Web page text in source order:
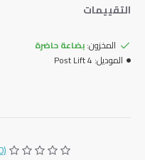
التقييمات
المخزون:بضاعة حاضرة
الموديل: 4 Post Lift
(0 التقييمات)